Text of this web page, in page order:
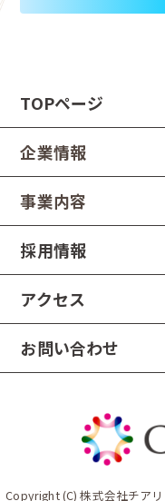
TOPページ
企業情報
事業内容
採用情報
アクセス
お問い合わせ
Copyright (C) 株式会社チア